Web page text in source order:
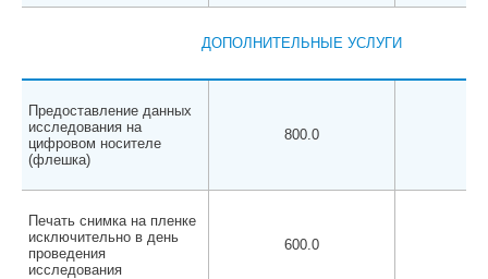
ДОПОЛНИТЕЛЬНЫЕ УСЛУГИ
Предоставление данных
исследования на
цифровом носителе
(флешка)
800.0
Печать снимка на пленке
исключительно в день
проведения
исследования
600.0